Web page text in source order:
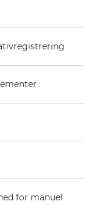
for manuel